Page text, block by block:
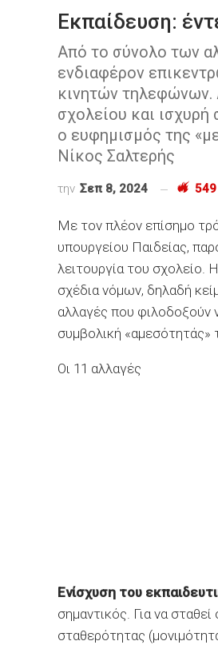
Εκπαίδευση:
Από το σύνολο των
ενδιαφέρον
κινητών τηλεφώνων.
σχολείου και
ο ευφημισμός της
Νίκος Σαλτερής
την Σεπ 8, 2024 549
Με τον πλέον επίσημο
υπουργείου Παιδείας,
λειτουργία του σχολείο.
σχέδια νόμων, δηλαδή
αλλαγές που φιλοδοξούν
συμβολική «αμεσότητάς»
Οι 11 αλλαγές
Ενίσχυση του
σημαντικός. Για να
σταθερότητας